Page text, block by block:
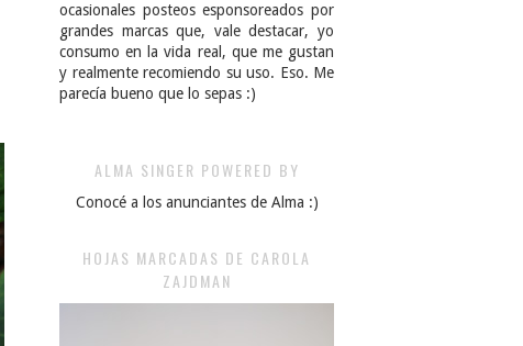
ocasionales posteos esponsoreados por
grandes marcas que, vale destacar, yo
consumo en la vida real, que me gustan
y realmente recomiendo su uso. Eso. Me
parecía bueno que lo sepas :)
ALMA SINGER POWERED BY
Conocé a los anunciantes de Alma :)
HOJAS MARCADAS DE CAROLA
ZAJDMAN